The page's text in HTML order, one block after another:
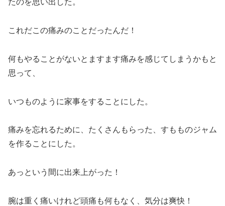
たのを思い出した。
これだこの痛みのことだったんだ！
何もやることがないとますます痛みを感じてしまうかもと
思って、
いつものように家事をすることにした。
痛みを忘れるために、たくさんもらった、すもものジャム
を作ることにした。
あっという間に出来上がった！
腕は重く痛いけれど頭痛も何もなく、気分は爽快！